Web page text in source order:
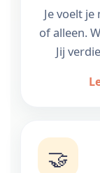
Je voelt
of alleen.
Jij
🤝